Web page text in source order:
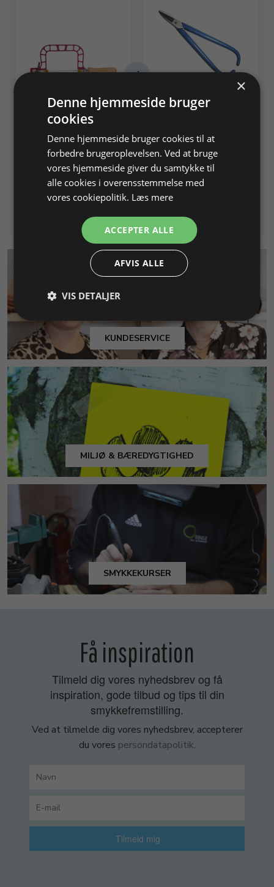
med hurtig spænding
Varenr. 200303
1.431,25 DKK
Info Læg i kurv
krum, 175 mm, kulstofstål.
Varenr. 206010
259,00 DKK
Info
KUNDESERVICE
MILJØ & BÆREDYGTIGHED
SMYKKEKURSER
Få inspiration
Tilmeld dig vores nyhedsbrev og få
inspiration, gode tilbud og tips til din
smykkefremstilling.
Ved at tilmelde dig vores nyhedsbrev, accepterer
du vores persondatapolitik.
Tilmeld mig
×
Denne hjemmeside bruger
cookies
Denne hjemmeside bruger cookies til at
forbedre brugeroplevelsen. Ved at bruge
vores hjemmeside giver du samtykke til
alle cookies i overensstemmelse med
vores cookiepolitik. Læs mere
ACCEPTER ALLE
AFVIS ALLE
VIS DETALJER